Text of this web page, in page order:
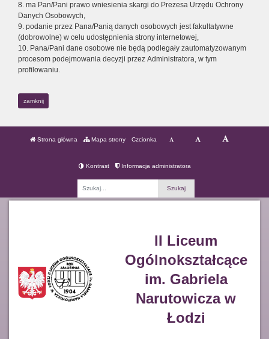
8. ma Pan/Pani prawo wniesienia skargi do Prezesa Urzędu Ochrony
Danych Osobowych,
9. podanie przez Pana/Panią danych osobowych jest fakultatywne
(dobrowolne) w celu udostępnienia strony internetowej,
10. Pana/Pani dane osobowe nie będą podlegały zautomatyzowanym
procesom podejmowania decyzji przez Administratora, w tym
profilowaniu.
zamknij
Strona główna Mapa strony Czcionka
Kontrast Informacja administratora
II Liceum
Ogólnokształcące
im. Gabriela
Narutowicza w
Łodzi